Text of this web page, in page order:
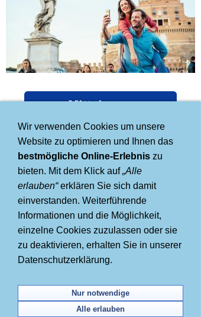
Wir verwenden Cookies um unsere
Website zu optimieren und Ihnen das
bestmögliche Online-Erlebnis zu
bieten. Mit dem Klick auf„Alle
erlauben“erklären Sie sich damit
einverstanden. Weiterführende
Informationen und die Möglichkeit,
einzelne Cookies zuzulassen oder sie
zu deaktivieren, erhalten Sie in unserer
Datenschutzerklärung.
Nur notwendige
Alle erlauben